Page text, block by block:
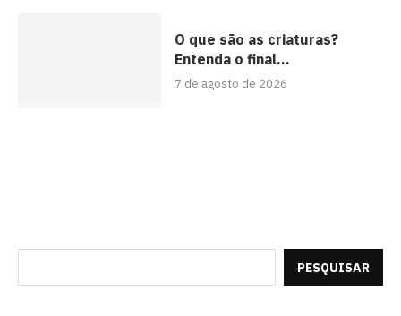
O que são as criaturas?
Entenda o final...
7 de agosto de 2026
PESQUISAR